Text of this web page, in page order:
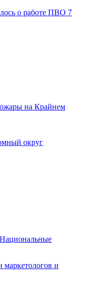
о работе ПВО 7
на Крайнем
округ
Национальные
и